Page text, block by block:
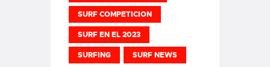
SURF COMPETICION
SURF EN EL 2023
SURFING SURF NEWS